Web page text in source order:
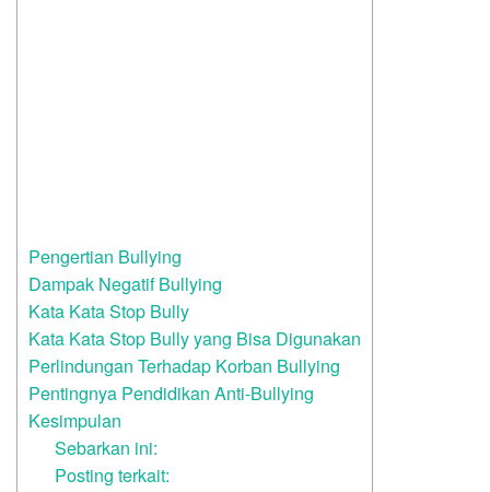
Pengertian Bullying
Dampak Negatif Bullying
Kata Kata Stop Bully
Kata Kata Stop Bully yang Bisa Digunakan
Perlindungan Terhadap Korban Bullying
Pentingnya Pendidikan Anti-Bullying
Kesimpulan
Sebarkan ini:
Posting terkait: